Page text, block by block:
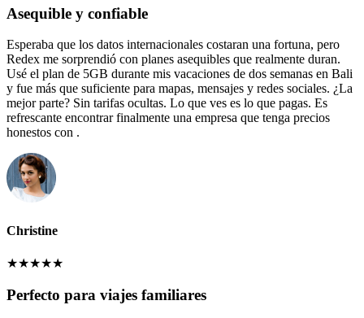
Asequible y confiable
Esperaba que los datos internacionales costaran una fortuna, pero
Redex me sorprendió con planes asequibles que realmente duran.
Usé el plan de 5GB durante mis vacaciones de dos semanas en Bali
y fue más que suficiente para mapas, mensajes y redes sociales. ¿La
mejor parte? Sin tarifas ocultas. Lo que ves es lo que pagas. Es
refrescante encontrar finalmente una empresa que tenga precios
honestos con .
Christine
★★★★★
Perfecto para viajes familiares